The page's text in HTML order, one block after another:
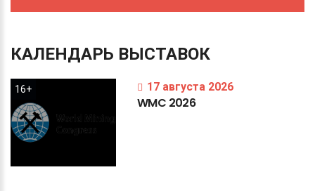
КАЛЕНДАРЬ ВЫСТАВОК
16+ 17 августа 2026
WMC 2026